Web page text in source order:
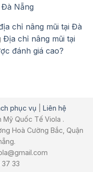
Nẵng
chỉ nâng mũi tại Đà
Địa chỉ nâng mũi tại
đánh giá cao?
phục vụ
Liên hệ
Quốc Tế Viola .
Hoà Cường Bắc, Quận
37 33